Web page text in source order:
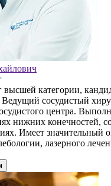
категории,
сосудистый
центра.
нижних конечностей,
Имеет значительный
лазерного